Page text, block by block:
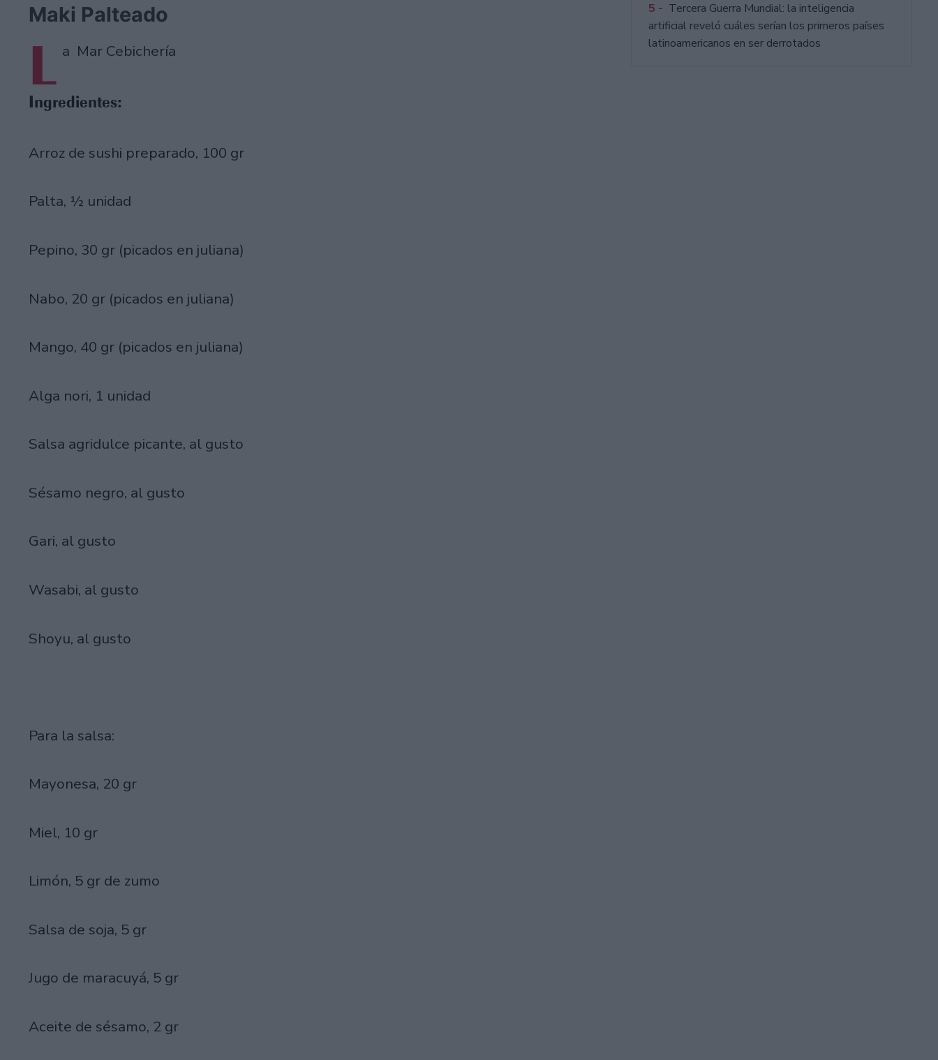
Maki Palteado
L a Mar Cebichería
Ingredientes:
Arroz de sushi preparado, 100 gr
Palta, ½ unidad
Pepino, 30 gr (picados en juliana)
Nabo, 20 gr (picados en juliana)
Mango, 40 gr (picados en juliana)
Alga nori, 1 unidad
Salsa agridulce picante, al gusto
Sésamo negro, al gusto
Gari, al gusto
Wasabi, al gusto
Shoyu, al gusto
Para la salsa:
Mayonesa, 20 gr
Miel, 10 gr
Limón, 5 gr de zumo
Salsa de soja, 5 gr
Jugo de maracuyá, 5 gr
Aceite de sésamo, 2 gr
5 - Tercera Guerra Mundial: la inteligencia
artificial reveló cuáles serían los primeros países
latinoamericanos en ser derrotados